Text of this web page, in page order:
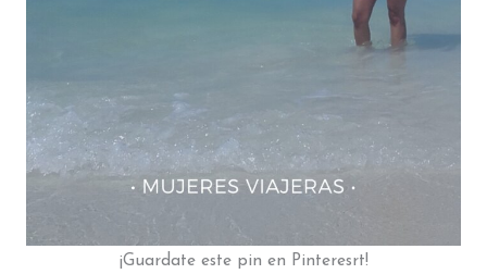
¡Guardate este pin en Pinteresrt!